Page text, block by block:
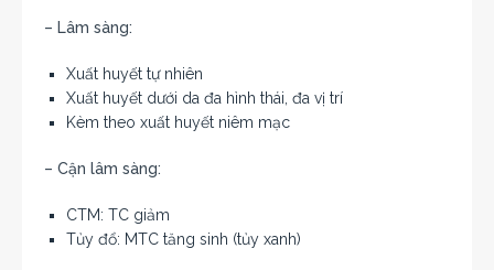
– Lâm sàng:
Xuất huyết tự nhiên
Xuất huyết dưới da đa hình thái, đa vị trí
Kèm theo xuất huyết niêm mạc
– Cận lâm sàng:
CTM: TC giảm
Tủy đổ: MTC tăng sinh (tủy xanh)